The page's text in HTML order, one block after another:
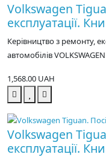
Volkswagen
експлуатації.
Керівництво з ремонту,
автомобілів
1,568.00 UAH
Volkswagen
експлуатації.